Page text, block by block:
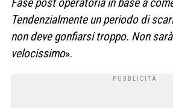
Fase post operatoria in base a
Tendenzialmente un periodo di
non deve gonfiarsi troppo. Non
velocissimo».